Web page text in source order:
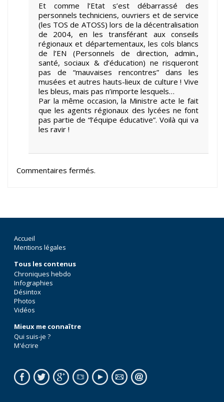
Et comme l’Etat s’est débarrassé des
personnels techniciens, ouvriers et de service
(les TOS de ATOSS) lors de la décentralisation
de 2004, en les transférant aux conseils
régionaux et départementaux, les cols blancs
de l’EN (Personnels de direction, admin.,
santé, sociaux & d’éducation) ne risqueront
pas de “mauvaises rencontres” dans les
musées et autres hauts-lieux de culture ! Vive
les bleus, mais pas n’importe lesquels…
Par la même occasion, la Ministre acte le fait
que les agents régionaux des lycées ne font
pas partie de “l’équipe éducative”. Voilà qui va
les ravir !
Commentaires fermés.
Accueil
Mentions légales
Tous les contenus
Chroniques hebdo
Infographies
Désintox
Photos
Vidéos
Mieux me connaître
Qui suis-je ?
M'écrire